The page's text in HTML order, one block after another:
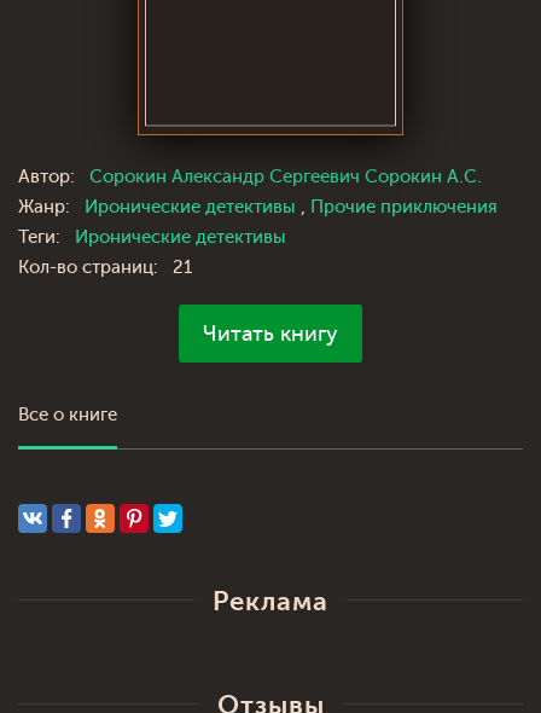
Автор:
Сорокин Александр Сергеевич Сорокин А.С.
Жанр:
Иронические детективы , Прочие приключения
Теги:
Иронические детективы
Кол-во страниц:
21
Читать книгу
Все о книге
Реклама
Отзывы